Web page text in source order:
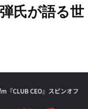
氏が語る世